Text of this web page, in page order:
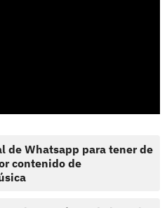
de Whatsapp para tener de
contenido de